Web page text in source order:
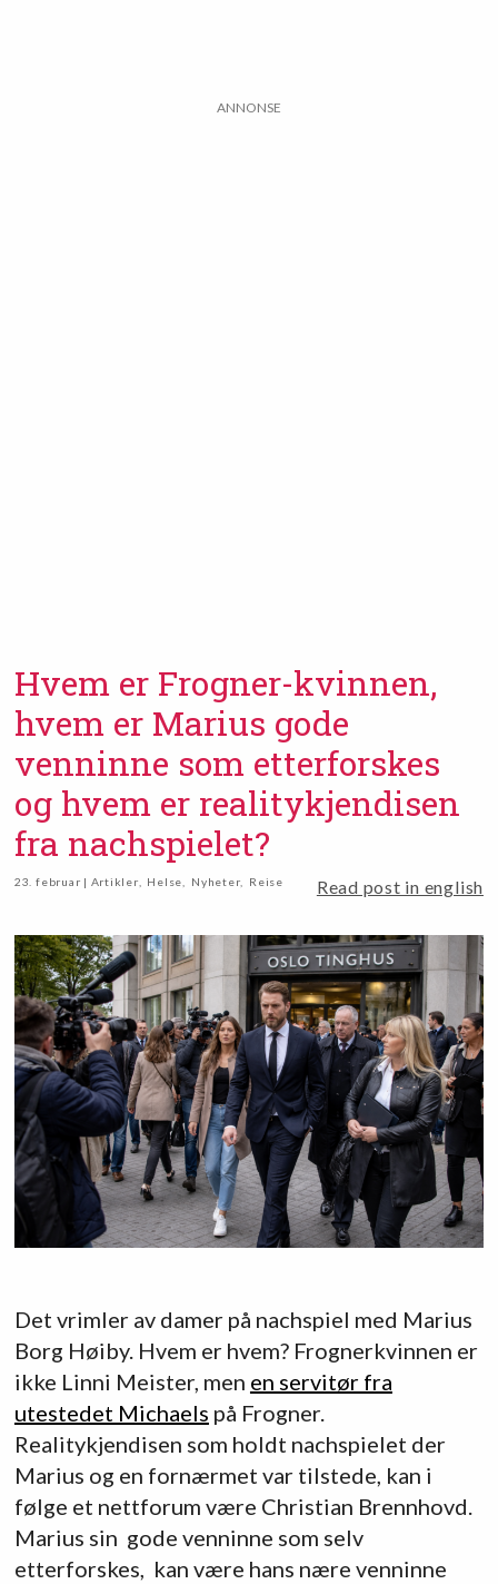
ANNONSE
Hvem er Frogner-kvinnen,
hvem er Marius gode
venninne som etterforskes
og hvem er realitykjendisen
fra nachspielet?
23. februar | Artikler Helse Nyheter Reise Read post in english
Det vrimler av damer på nachspiel med Marius
Borg Høiby. Hvem er hvem? Frognerkvinnen er
ikke Linni Meister, men en servitør fra
utestedet Michaels på Frogner.
Realitykjendisen som holdt nachspielet der
Marius og en fornærmet var tilstede, kan i
følge et nettforum være Christian Brennhovd.
Marius sin gode venninne som selv
etterforskes, kan være hans nære venninne